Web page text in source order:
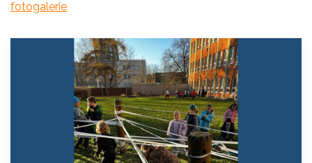
fotogalerie